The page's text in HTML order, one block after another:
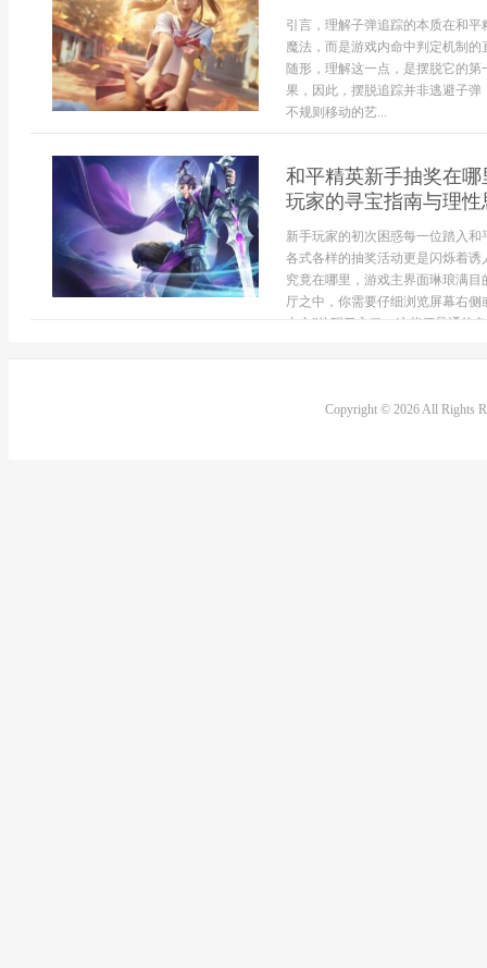
引言，理解子弹追踪的本质在和
魔法，而是游戏内命中判定机制
随形，理解这一点，是摆脱它的
果，因此，摆脱追踪并非逃避子
不规则移动的艺...
和平精英新手抽奖在
玩家的寻宝指南与理性
新手玩家的初次困惑每一位踏入
各式各样的抽奖活动更是闪烁着
究竟在哪里，游戏主界面琳琅满
厅之中，你需要仔细浏览屏幕右侧
中心”的醒目入口，这些便是通往
Copyright © 2026 All Rights